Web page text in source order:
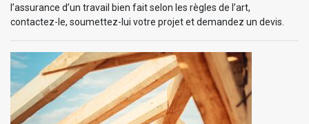
l’assurance d’un travail bien fait selon les règles de l’art,
contactez-le, soumettez-lui votre projet et demandez un devis.